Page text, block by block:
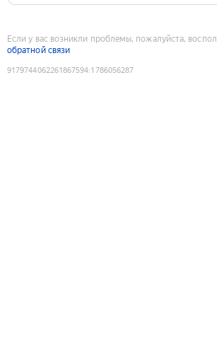
Если у вас возникли проблемы, пожалуйста,
обратной связи
9179744062261867594:1786056287